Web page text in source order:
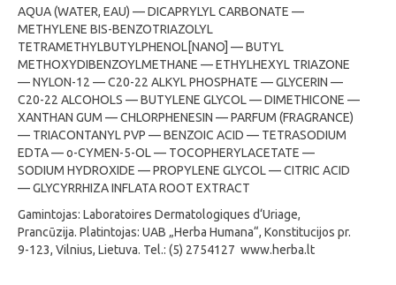
AQUA (WATER, EAU) — DICAPRYLYL CARBONATE —
METHYLENE BIS-BENZOTRIAZOLYL
TETRAMETHYLBUTYLPHENOL[NANO] — BUTYL
METHOXYDIBENZOYLMETHANE — ETHYLHEXYL TRIAZONE
— NYLON-12 — C20-22 ALKYL PHOSPHATE — GLYCERIN —
C20-22 ALCOHOLS — BUTYLENE GLYCOL — DIMETHICONE —
XANTHAN GUM — CHLORPHENESIN — PARFUM (FRAGRANCE)
— TRIACONTANYL PVP — BENZOIC ACID — TETRASODIUM
EDTA — o-CYMEN-5-OL — TOCOPHERYLACETATE —
SODIUM HYDROXIDE — PROPYLENE GLYCOL — CITRIC ACID
— GLYCYRRHIZA INFLATA ROOT EXTRACT
Gamintojas: Laboratoires Dermatologiques d‘Uriage,
Prancūzija. Platintojas: UAB „Herba Humana“, Konstitucijos pr.
9-123, Vilnius, Lietuva. Tel.: (5) 2754127 www.herba.lt